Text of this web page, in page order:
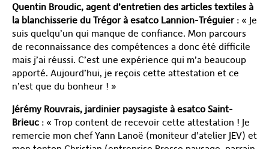
Quentin Broudic, agent d’entretien des articles textiles à
la blanchisserie du Trégor à esatco Lannion-Tréguier: « Je
suis quelqu’un qui manque de confiance. Mon parcours
de reconnaissance des compétences a donc été difficile
mais j’ai réussi. C’est une expérience qui m’a beaucoup
apporté. Aujourd’hui, je reçois cette attestation et ce
n’est que du bonheur ! »
Jérémy Rouvrais, jardinier paysagiste à esatco Saint-
Brieuc : « Trop content de recevoir cette attestation ! Je
remercie mon chef Yann Lanoë (moniteur d’atelier JEV) et